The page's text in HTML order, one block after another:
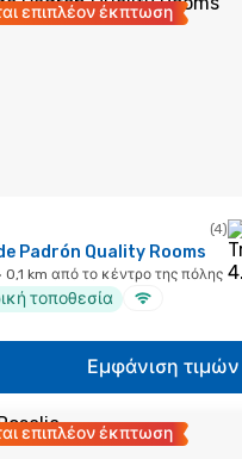
επιπλέον έκπτωση
(4)
Padrón Quality Rooms
0,1 km από το κέντρο της πόλης
τοποθεσία
Εμφάνιση τιμών
επιπλέον έκπτωση